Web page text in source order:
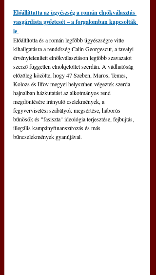
Előállíttatta az ügyészség a román elnökválasztás
vasgárdista győztesét – a forgalomban kapcsolták
le
Előállította és a román legfőbb ügyészségre vitte
kihallgatásra a rendőrség Calin Georgescut, a tavalyi
érvénytelenített elnökválasztáson legtöbb szavazatot
szerző független elnökjelöltet szerdán. A vádhatóság
előzőleg közölte, hogy 47 Szeben, Maros, Temes,
Kolozs és Ilfov megyei helyszínen végeztek szerda
hajnalban házkutatást az alkotmányos rend
megdöntésére irányuló cselekmények, a
fegyverviselési szabályok megsértése, háborús
bűnösök és "fasiszta" ideológia terjesztése, fejbujtás,
illegális kampányfinanszírozás és más
bűncselekmények gyanújával.